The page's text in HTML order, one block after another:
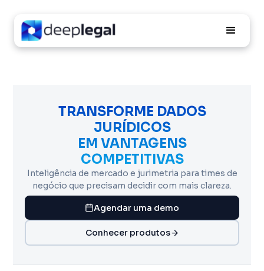
TRANSFORME DADOS
JURÍDICOS
EM VANTAGENS
COMPETITIVAS
Inteligência de mercado e jurimetria para times de
negócio que precisam decidir com mais clareza.
Agendar uma demo
Conhecer produtos